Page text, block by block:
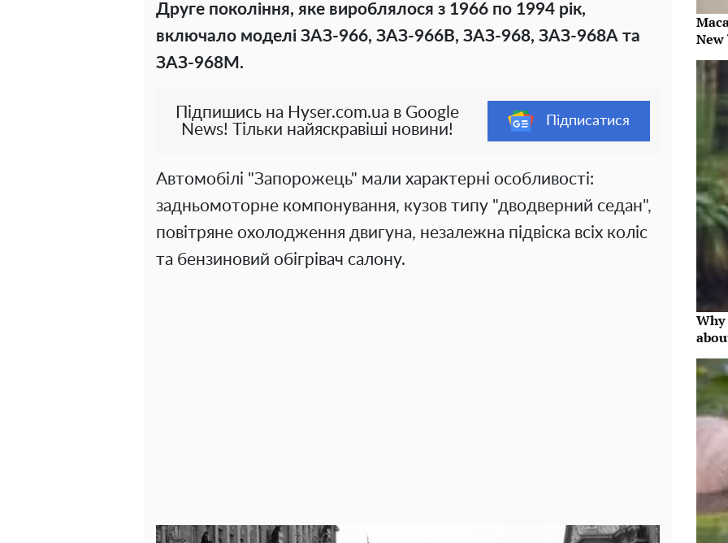
Друге покоління, яке вироблялося з 1966 по 1994 рік,
включало моделі ЗАЗ-966, ЗАЗ-966В, ЗАЗ-968, ЗАЗ-968А та
ЗАЗ-968М.
Підпишись на Hyser.com.ua в Google
News! Тільки найяскравіші новини!
Підписатися
Автомобілі "Запорожець" мали характерні особливості:
задньомоторне компонування, кузов типу "дводверний седан",
повітряне охолодження двигуна, незалежна підвіска всіх коліс
та бензиновий обігрівач салону.
New